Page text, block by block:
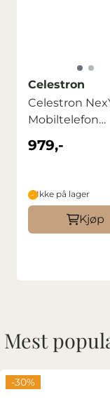
Celestron
Celestron NexYZ 3
Mobiltelefon
Adapter
979,-
Ikke på lager
Kjøp
Mest
-30%